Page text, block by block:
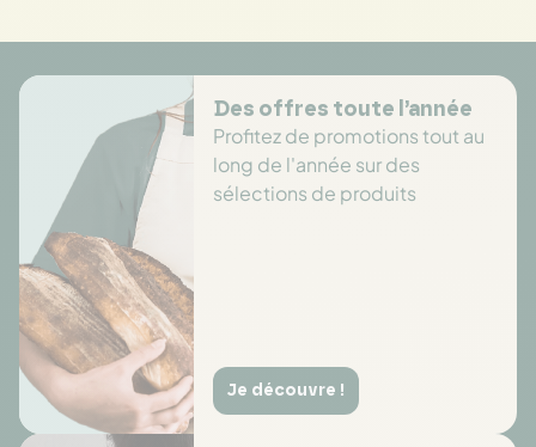
Des offres toute l’année
Profitez de promotions tout au
long de l'année sur des
sélections de produits
Je découvre !